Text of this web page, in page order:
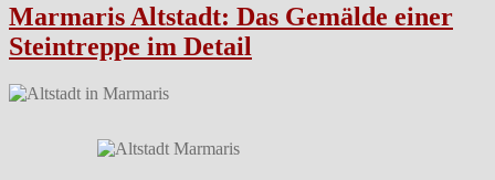
Marmaris Altstadt: Das Gemälde einer
Steintreppe im Detail